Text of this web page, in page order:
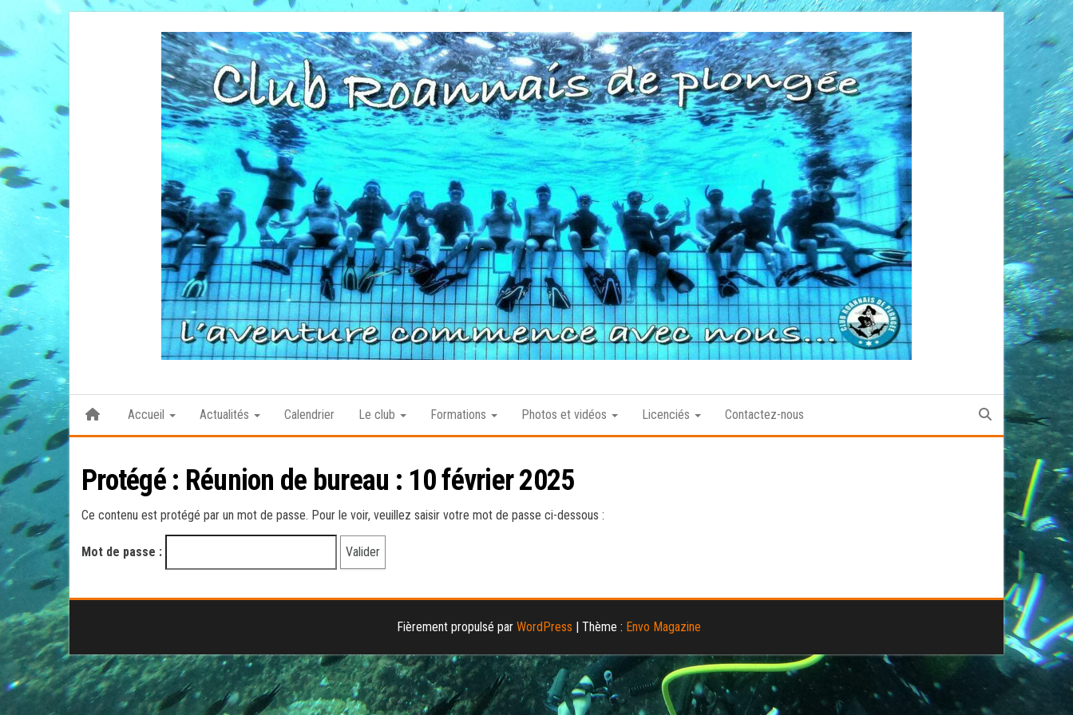
Roannais
de
Accueil Actualités Calendrier Le club Formations Photos et vidéos Licenciés Contactez-nous
Protégé : Réunion de bureau : 10 février 2025
Ce contenu est protégé par un mot de passe. Pour le voir, veuillez saisir votre mot de passe ci-dessous :
Mot de passe :
Fièrement propulsé par WordPress | Thème : Envo Magazine